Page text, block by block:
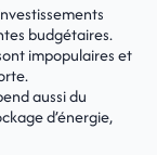
budgétaires.
impopulaires et
aussi du
d’énergie,